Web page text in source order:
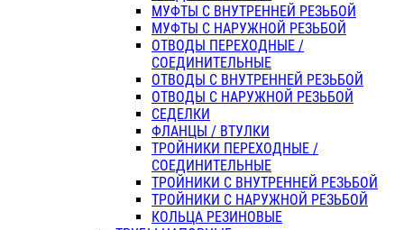
МУФТЫ С ВНУТРЕННЕЙ РЕЗЬБОЙ
МУФТЫ С НАРУЖНОЙ РЕЗЬБОЙ
ОТВОДЫ ПЕРЕХОДНЫЕ /
СОЕДИНИТЕЛЬНЫЕ
ОТВОДЫ С ВНУТРЕННЕЙ РЕЗЬБОЙ
ОТВОДЫ С НАРУЖНОЙ РЕЗЬБОЙ
СЕДЕЛКИ
ФЛАНЦЫ / ВТУЛКИ
ТРОЙНИКИ ПЕРЕХОДНЫЕ /
СОЕДИНИТЕЛЬНЫЕ
ТРОЙНИКИ С ВНУТРЕННЕЙ РЕЗЬБОЙ
ТРОЙНИКИ С НАРУЖНОЙ РЕЗЬБОЙ
КОЛЬЦА РЕЗИНОВЫЕ